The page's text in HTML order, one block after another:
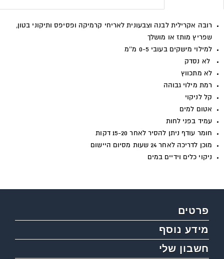
רובה אקרילית לבנה וצבעונית לאריחי קרמיקה ופסיפס ותיקוני בטון,
שפריץ מותז או מושלך
למילוי מישקים בעובי 0-5 מ''מ
לא נסדק
לא מתכווץ
רמת מילוי גבוהה
קל לניקוי
אטום למים
עמיד בפני לחות
חומר עודף ניתן להסיר לאחר 15-20 דקות
מוכן לדריכה לאחר 24 שעות מסיום היישום
ניקוי כלים וידיים במים
פרטים
מידע נוסף
חשבון שלי